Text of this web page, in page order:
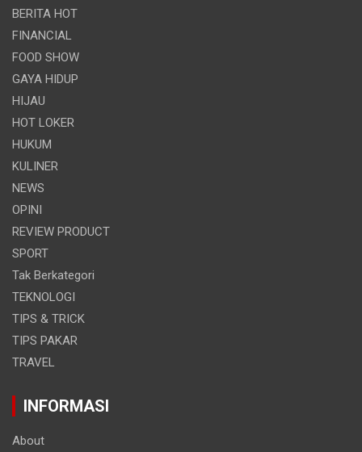
BERITA HOT
FINANCIAL
FOOD SHOW
GAYA HIDUP
HIJAU
HOT LOKER
HUKUM
KULINER
NEWS
OPINI
REVIEW PRODUCT
SPORT
Tak Berkategori
TEKNOLOGI
TIPS & TRICK
TIPS PAKAR
TRAVEL
INFORMASI
About